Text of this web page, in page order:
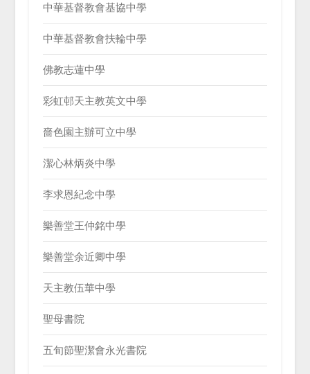
中華基督教會基協中學
中華基督教會扶輪中學
佛教志蓮中學
彩虹邨天主教英文中學
嗇色園主辦可立中學
潔心林炳炎中學
李求恩紀念中學
樂善堂王仲銘中學
樂善堂余近卿中學
天主教伍華中學
聖母書院
五旬節聖潔會永光書院